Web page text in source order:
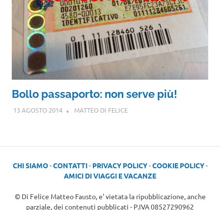
Bollo passaporto: non serve più!
13 AGOSTO 2014 MATTEO DI FELICE
CHI SIAMO-CONTATTI- PRIVACY POLICY-COOKIE POLICY-
AMICI DI VIAGGI E VACANZE
© Di Felice Matteo Fausto, e' vietata la ripubblicazione, anche
parziale, dei contenuti pubblicati - P.IVA 08527290962